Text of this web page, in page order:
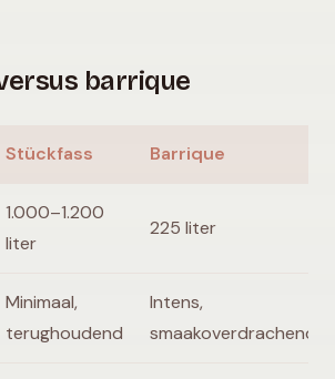
barrique
Stückfass Barrique
1.000–1.200
liter
225 liter
Minimaal,
terughoudend
Intens,
smaakoverdrachend